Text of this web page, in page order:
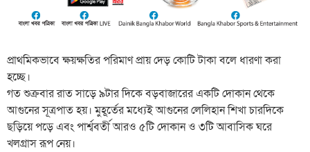
প্রাথমিকভাবে ক্ষয়ক্ষতির পরিমাণ প্রায় দেড় কোটি টাকা বলে ধারণা করা
হচ্ছে।
​গত শুক্রবার রাত সাড়ে ৯টার দিকে বড়বাজারের একটি দোকান থেকে
আগুনের সূত্রপাত হয়। মুহূর্তের মধ্যেই আগুনের লেলিহান শিখা চারদিকে
ছড়িয়ে পড়ে এবং পার্শ্ববর্তী আরও ৫টি দোকান ও ৩টি আবাসিক ঘরে
খলগ্রাস রূপ নেয়।